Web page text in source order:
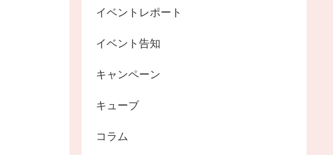
イベントレポート
イベント告知
キャンペーン
キューブ
コラム